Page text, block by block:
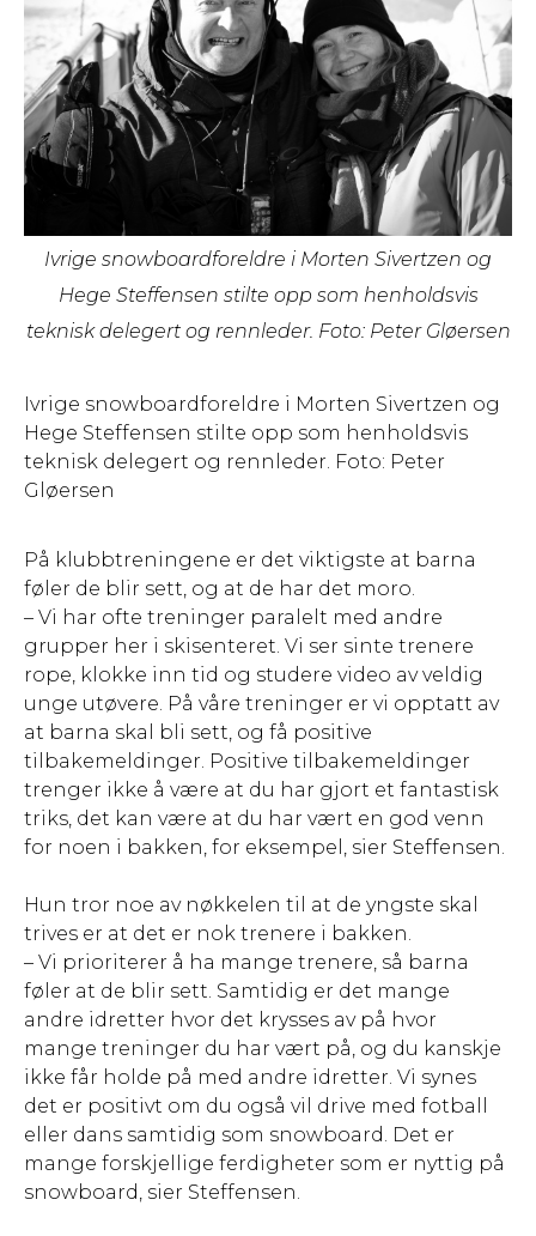
Ivrige snowboardforeldre i Morten Sivertzen og
Hege Steffensen stilte opp som henholdsvis
teknisk delegert og rennleder. Foto: Peter Gløersen
Ivrige snowboardforeldre i Morten Sivertzen og
Hege Steffensen stilte opp som henholdsvis
teknisk delegert og rennleder. Foto: Peter
Gløersen
På klubbtreningene er det viktigste at barna
føler de blir sett, og at de har det moro.
– Vi har ofte treninger paralelt med andre
grupper her i skisenteret. Vi ser sinte trenere
rope, klokke inn tid og studere video av veldig
unge utøvere. På våre treninger er vi opptatt av
at barna skal bli sett, og få positive
tilbakemeldinger. Positive tilbakemeldinger
trenger ikke å være at du har gjort et fantastisk
triks, det kan være at du har vært en god venn
for noen i bakken, for eksempel, sier Steffensen.
Hun tror noe av nøkkelen til at de yngste skal
trives er at det er nok trenere i bakken.
– Vi prioriterer å ha mange trenere, så barna
føler at de blir sett. Samtidig er det mange
andre idretter hvor det krysses av på hvor
mange treninger du har vært på, og du kanskje
ikke får holde på med andre idretter. Vi synes
det er positivt om du også vil drive med fotball
eller dans samtidig som snowboard. Det er
mange forskjellige ferdigheter som er nyttig på
snowboard, sier Steffensen.